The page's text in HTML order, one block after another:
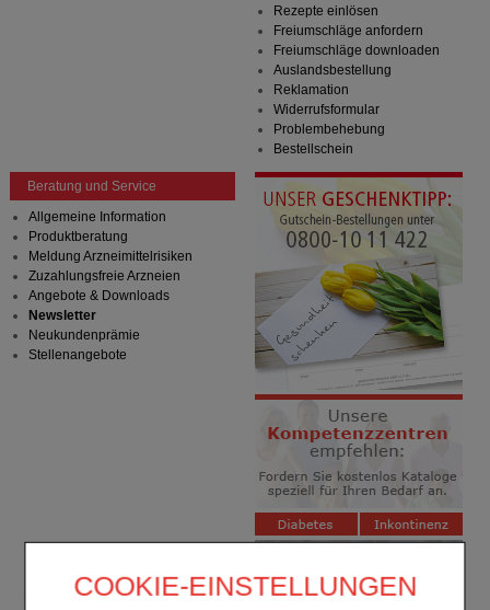
COOKIE-EINSTELLUNGEN
Rezepte einlösen
Freiumschläge anfordern
Freiumschläge downloaden
Auslandsbestellung
Reklamation
Widerrufsformular
Problembehebung
Bestellschein
Beratung und Service
Allgemeine Information
Produktberatung
Meldung Arzneimittelrisiken
Zuzahlungsfreie Arzneien
Angebote & Downloads
Newsletter
Neukundenprämie
Stellenangebote